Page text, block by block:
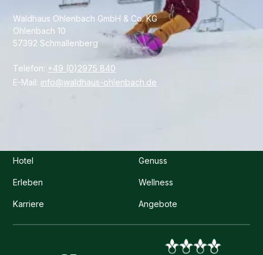
Waldhaus Ohlenbach GmbH & Co. KG
Ohlenbach 10
57392 Schmallenberg
Telefon: +49 (0)2975 840
E-Mail: info@waldhaus-ohlenbach.de
Hotel
Erleben
Karriere
Genuss
Wellness
Angebote